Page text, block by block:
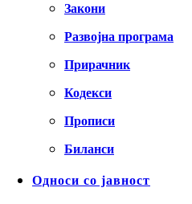
Закони
Развојна програма
Прирачник
Кодекси
Прописи
Биланси
Односи со јавност